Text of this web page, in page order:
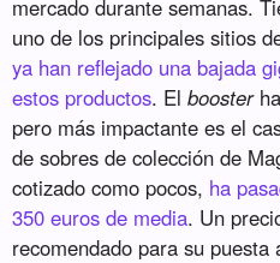
mercado durante semanas.
uno de los principales sitios
ya han reflejado una bajada
estos productos. Elbooster
pero más impactante es el
de sobres de colección de
cotizado como pocos, ha
350 euros de media. Un
recomendado para su puesta